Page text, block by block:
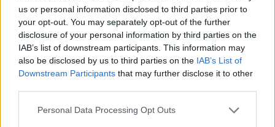
us or personal information disclosed to third parties prior to
your opt-out. You may separately opt-out of the further
disclosure of your personal information by third parties on the
IAB’s list of downstream participants. This information may
also be disclosed by us to third parties on the IAB’s List of
Downstream Participants that may further disclose it to other
Personal Data Processing Opt Outs
Komentarai
Rašyti komentarą